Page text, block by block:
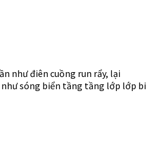
như điên cuồng run rẩy, lại
sóng biển tầng tầng lớp lớp bi